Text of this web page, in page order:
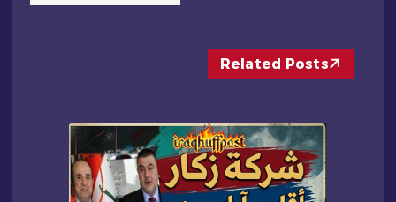
Related Posts